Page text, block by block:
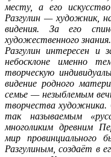
месту, а его
Разгулин — художник,
видения. За его
художественного знания.
Разгулин интересен и
небосклоне именно
творческую
видение родного
семье — незыблемым
творчества художника.
так называемым
многоликим древним
мир провинциального
Разгулиным, создаёт в